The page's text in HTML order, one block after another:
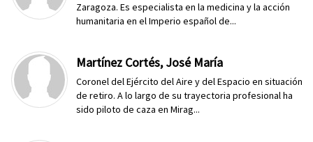
Zaragoza. Es especialista en la medicina y la acción
humanitaria en el Imperio español de...
Martínez Cortés, José María
Coronel del Ejército del Aire y del Espacio en situación
de retiro. A lo largo de su trayectoria profesional ha
sido piloto de caza en Mirag...